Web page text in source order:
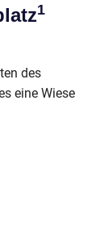
1
des
eine Wiese